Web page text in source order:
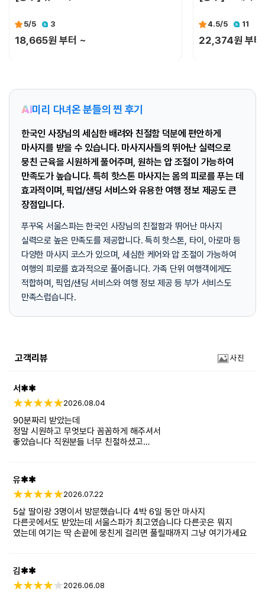
5/5 3
18,665원 부터 ~
4.5/5 11
22,374원 부
AI미리 다녀온 분들의 찐 후기
한국인 사장님의 세심한 배려와 친절함 덕분에 편안하게
마사지를 받을 수 있습니다. 마사지사들의 뛰어난 실력으로
뭉친 근육을 시원하게 풀어주며, 원하는 압 조절이 가능하여
만족도가 높습니다. 특히 핫스톤 마사지는 몸의 피로를 푸는 데
효과적이며, 픽업/샌딩 서비스와 유용한 여행 정보 제공도 큰
장점입니다.
푸꾸옥 서울스파는 한국인 사장님의 친절함과 뛰어난 마사지
실력으로 높은 만족도를 제공합니다. 특히 핫스톤, 타이, 아로마 등
다양한 마사지 코스가 있으며, 세심한 케어와 압 조절이 가능하여
여행의 피로를 효과적으로 풀어줍니다. 가족 단위 여행객에게도
적합하며, 픽업/샌딩 서비스와 여행 정보 제공 등 부가 서비스도
만족스럽습니다.
고객리뷰 사진
서✱✱
2026.08.04
90분짜리 받았는데
정말 시원하고 무엇보다 꼼꼼하게 해주셔서
좋았습니다 직원분들 너무 친절하셨고
유✱✱
2026.07.22
5살 딸이랑 3명이서 방문했습니다 4박 6일 동안 마사지
다른곳에서도 받았는데 서울스파가 최고였습니다 다른곳은 뭐지
였는데 여기는 딱 손끝에 뭉친게 걸리면 풀릴때까지 그냥 여기가세요
김✱✱
2026.06.08